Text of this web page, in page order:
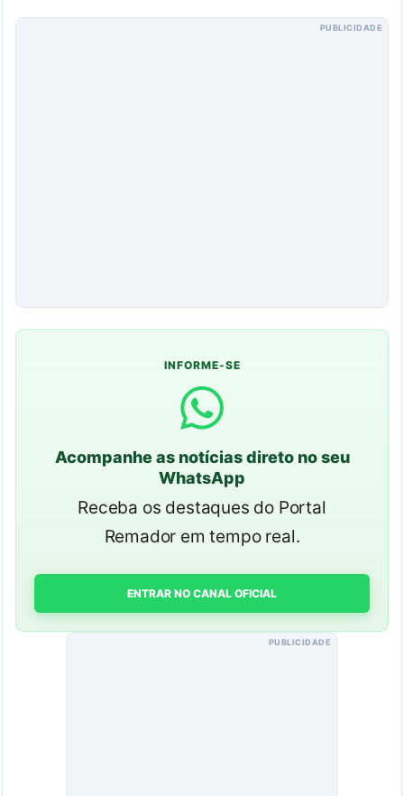
PUBLICIDADE
INFORME-SE
Acompanhe as notícias direto no seu
WhatsApp
Receba os destaques do Portal
Remador em tempo real.
ENTRAR NO CANAL OFICIAL
PUBLICIDADE